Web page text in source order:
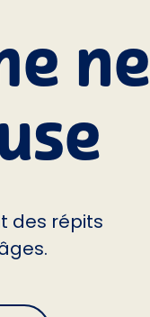
ne
des répits